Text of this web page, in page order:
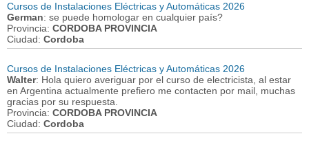
Cursos de Instalaciones Eléctricas y Automáticas 2026
German: se puede homologar en cualquier país?
Provincia: CORDOBA PROVINCIA
Ciudad: Cordoba
Cursos de Instalaciones Eléctricas y Automáticas 2026
Walter: Hola quiero averiguar por el curso de electricista, al estar
en Argentina actualmente prefiero me contacten por mail, muchas
gracias por su respuesta.
Provincia: CORDOBA PROVINCIA
Ciudad: Cordoba